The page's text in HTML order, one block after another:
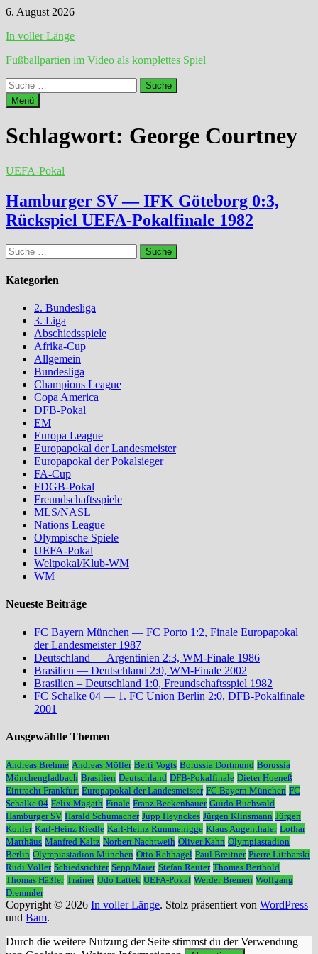
Zum
springen
6. August 2026
In voller Länge
Fußballpartien im Video als komplettes Spiel
Suche
nach:
Menü
Schlagwort: George Courtney
UEFA-Pokal
Hamburger SV — IFK Göteborg 0:3,
Rückspiel UEFA-Pokalfinale 1982
Suche
nach:
Kategorien
2. Bundesliga
3. Liga
Abschiedsspiele
Afrika-Cup
Allgemein
Bundesliga
Champions League
Copa America
DFB-Pokal
EM
Europa League
Europapokal der Landesmeister
Europapokal der Pokalsieger
FA-Cup
FDGB-Pokal
Freundschaftsspiele
MLS/NASL
Nations League
Olympische Spiele
UEFA-Pokal
Weltpokal/Klub-WM
WM
Neueste Beiträge
FC Bayern München — FC Porto 1:2, Finale Europapokal
der Landesmeister 1987
Deutschland — Argentinien 2:3, WM-Finale 1986
Brasilien — Deutschland 2:0, WM-Finale 2002
Brasilien – Deutschland 1:0, Freundschaftsspiel 1982
FC Schalke 04 — 1. FC Union Berlin 2:0, DFB-Pokalfinale
2001
Ausgewählte Themen
Andreas Brehme Andreas Möller Berti Vogts Borussia Dortmund Borussia
Mönchengladbach Brasilien Deutschland DFB-Pokalfinale Dieter Hoeneß
Eintracht Frankfurt Europapokal der Landesmeister FC Bayern München FC
Schalke 04 Felix Magath Finale Franz Beckenbauer Guido Buchwald
Hamburger SV Harald Schumacher Jupp Heynckes Jürgen Klinsmann Jürgen
Kohler Karl-Heinz Riedle Karl-Heinz Rummenigge Klaus Augenthaler Lothar
Matthäus Manfred Kaltz Norbert Nachtweih Oliver Kahn Olympiastadion
Berlin Olympiastadion München Otto Rehhagel Paul Breitner Pierre Littbarski
Rudi Völler Schiedsrichter Sepp Maier Stefan Reuter Thomas Berthold
Thomas Häßler Trainer Udo Lattek UEFA-Pokal Werder Bremen Wolfgang
Dremmler
Copyright © 2026 In voller Länge. Stolz präsentiert von WordPress
und Bam.
Durch die weitere Nutzung der Seite stimmst du der Verwendung